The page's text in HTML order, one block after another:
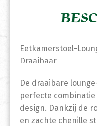
Eetkamerstoel-
Draaibaar
De draaibare
perfecte
design. Dankzij de
en zachte chenille